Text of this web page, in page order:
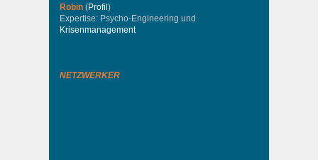
Robin (Profil )
Expertise: Psycho-Engineering und
Krisenmanagement
NETZWERKER